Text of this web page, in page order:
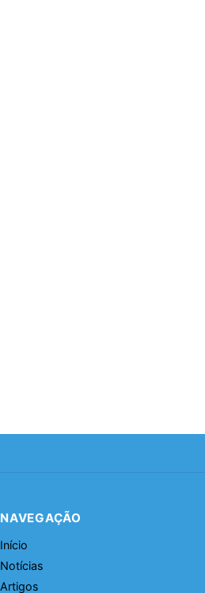
NAVEGAÇÃO
Início
Notícias
Artigos